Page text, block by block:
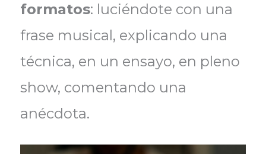
formatos: luciéndote con una
frase musical, explicando una
técnica, en un ensayo, en pleno
show, comentando una
anécdota.